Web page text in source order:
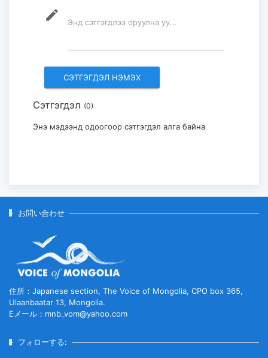
訪問した...
2026-07-29
Mongolia and Japan」...
mode_edit Энд сэтгэгдлээ оруулна уу...
Сэтгэгдэл (0)
Энэ мэдээнд одоогоор сэтгэгдэл алга байна
お問い合わせ
住所：Japanese section, The Voice of Mongolia, CPO box 365,
Ulaanbaatar 13, Mongolia.
Eメール：mnb_vom@yahoo.com
フォローする: